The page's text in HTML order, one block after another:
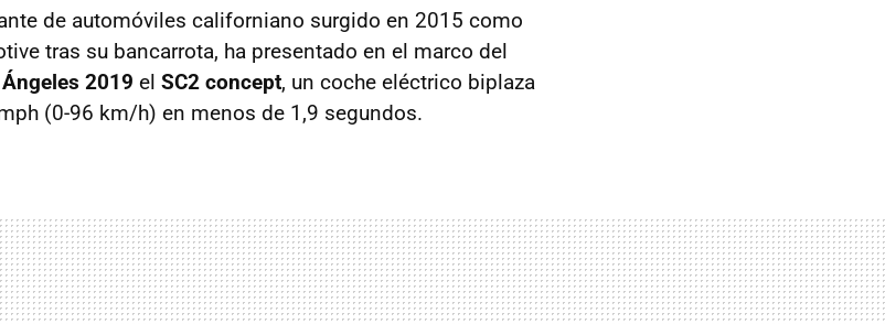
de automóviles californiano surgido en 2015 como
tras su bancarrota, ha presentado en el marco del
2019 el SC2 concept, un coche eléctrico biplaza
(0-96 km/h) en menos de 1,9 segundos.